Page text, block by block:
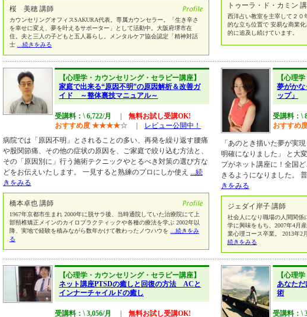
桜 美穂 講師
カウンセリングオフィスSAKURA代表。専属カウンセラー。「生き辛さ
を幸せに変え、夢を叶えるサポーター」として活動中。大阪府堺市在
住。夫と三人の子どもと五人暮らし。メンタルケア協会認定「精神対話
士
...続きをみる
トゥーラ・ド・カミン
西洋占い教室を主宰して２０
的な立ち位置で 安易な商業
的に追及し続けています。
【心理学・カウンセリング・セラピー講座】
家庭で出来る“原因不明”の原因解析＆改善ガ
イド ～整体裏技マニュアル～
受講料：\ 6,722/月
無料お試し受講OK!
おすすめ度 ★★★★☆
レビュー公開中！
病院では「原因不明」とされることの多い、再発を繰り返す腰痛
や股関節痛、その他の症状の原因を、ご家庭で絞り込む方法と、
その「原因別に」行う施術テクニックやとるべき対策の選び方な
どをお伝えいたします。 一見すると熟練のプロにしか使え ...続
きをみる
橋本卓也 講師
1967年京都市生まれ 2000年に脱サラ後、当時通院していた治療院にて上
部頸椎矯正メインのカイロプラクティックや各種の療法を学ぶ 2002年以
降、実地で経験を積みながら数年かけて教わったノウハウを
...続きをみ
る
【心理
夢がかな
ップ」
受講料：\
おすすめ
「あのとき描いた夢が実
明確になりました」 と大
プがネット講座に！全国
きるようになりました。
きをみる
ジェダイ岸子 講師
社会人になり職場の人間関係
学に興味をもち、2007年4月
業心理コース卒業。 2013年
続きをみる
【心理学・カウンセリング・セラピー講座】
ネット講座PTSDの癒しと回復の方法 ACと
インナーチャイルドの癒し
受講料：\ 3,056/月
無料お試し受講OK!
【心理
あなただ
術
受講料：\